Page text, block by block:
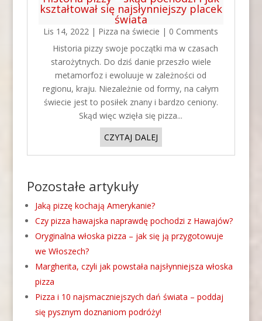
kształtował się najsłynniejszy placek
świata
Lis 14, 2022 | Pizza na świecie | 0 Comments
Historia pizzy swoje początki ma w czasach
starożytnych. Do dziś danie przeszło wiele
metamorfoz i ewoluuje w zależności od
regionu, kraju. Niezależnie od formy, na całym
świecie jest to posiłek znany i bardzo ceniony.
Skąd więc wzięła się pizza...
CZYTAJ DALEJ
Pozostałe artykuły
Jaką pizzę kochają Amerykanie?
Czy pizza hawajska naprawdę pochodzi z Hawajów?
Oryginalna włoska pizza – jak się ją przygotowuje
we Włoszech?
Margherita, czyli jak powstała najsłynniejsza włoska
pizza
Pizza i 10 najsmaczniejszych dań świata – poddaj
się pysznym doznaniom podróży!